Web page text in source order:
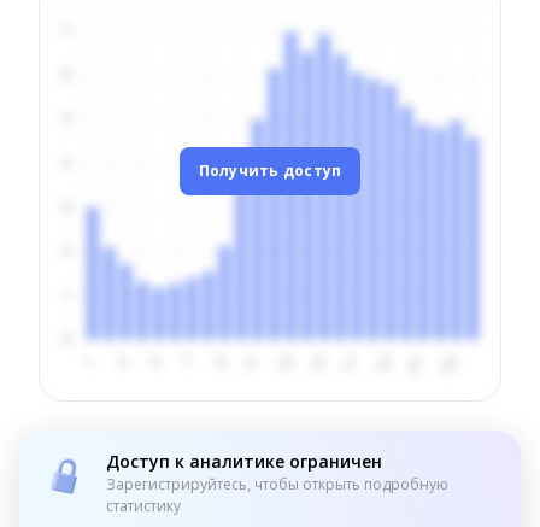
Получить доступ
Доступ к аналитике ограничен
Зарегистрируйтесь, чтобы открыть подробную
статистику